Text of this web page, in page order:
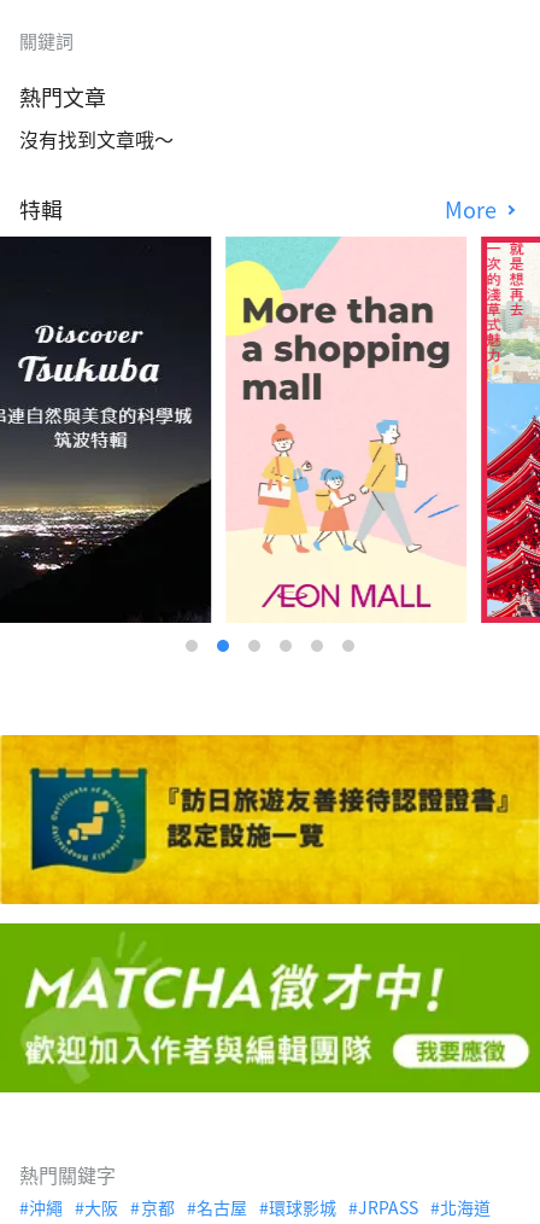
關鍵詞
熱門文章
沒有找到文章哦～
特輯 More
熱門關鍵字
沖繩 大阪 京都 名古屋 環球影城 JRPASS 北海道